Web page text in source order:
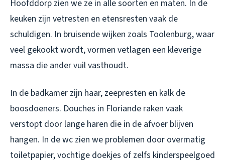
Hoofddorp zien we ze in alle soorten en maten. In de
keuken zijn vetresten en etensresten vaak de
schuldigen. In bruisende wijken zoals Toolenburg, waar
veel gekookt wordt, vormen vetlagen een kleverige
massa die ander vuil vasthoudt.
In de badkamer zijn haar, zeepresten en kalk de
boosdoeners. Douches in Floriande raken vaak
verstopt door lange haren die in de afvoer blijven
hangen. In de wc zien we problemen door overmatig
toiletpapier, vochtige doekjes of zelfs kinderspeelgoed